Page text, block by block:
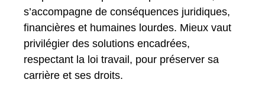
s’accompagne de conséquences juridiques,
financières et humaines lourdes. Mieux vaut
privilégier des solutions encadrées,
respectant la loi travail, pour préserver sa
carrière et ses droits.